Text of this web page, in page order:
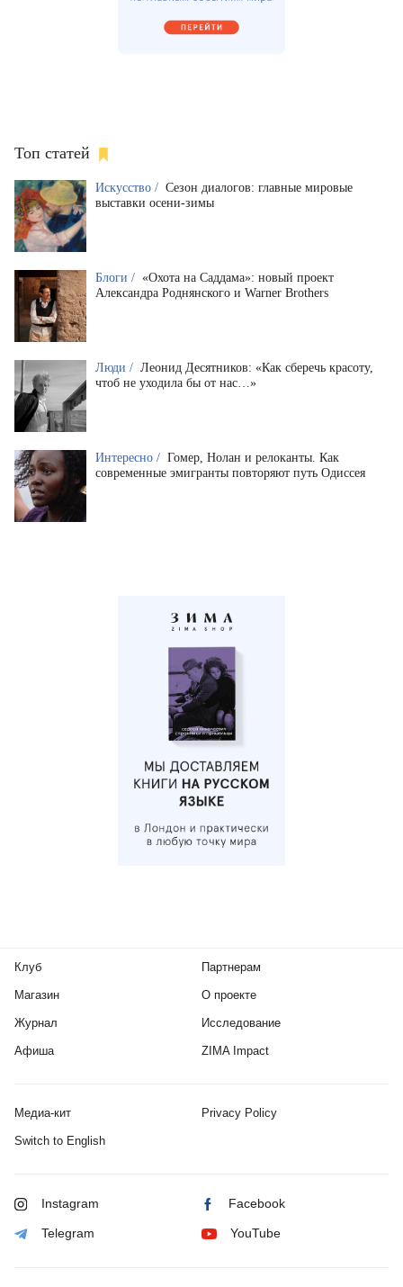
Топ статей
Искусство / Сезон диалогов: главные мировые
выставки осени-зимы
Блоги / «Охота на Саддама»: новый проект
Александра Роднянского и Warner Brothers
Люди / Леонид Десятников: «Как сберечь красоту,
чтоб не уходила бы от нас…»
Интересно / Гомер, Нолан и релоканты. Как
современные эмигранты повторяют путь Одиссея
Клуб
Магазин
Журнал
Афиша
Партнерам
О проекте
Исследование
ZIMA Impact
Медиа-кит Privacy Policy
Switch to English
Instagram Facebook
Telegram YouTube